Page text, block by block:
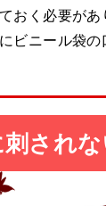
おく必要があ
ビニール袋の
され